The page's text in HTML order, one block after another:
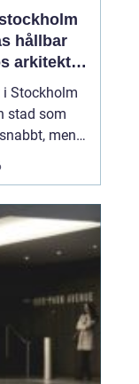
hållbar
arkitektur
i Stockholm
stad som
men
av starka
Det gör
När en
eller